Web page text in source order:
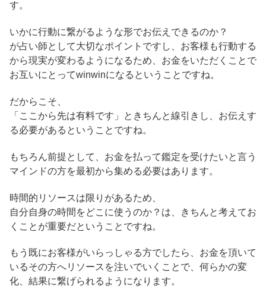
す。
いかに行動に繋がるような形でお伝えできるのか？
が占い師として大切なポイントですし、お客様も行動する
から現実が変わるようになるため、お金をいただくことで
お互いにとってwinwinになるということですね。
だからこそ、
「ここから先は有料です」ときちんと線引きし、お伝えす
る必要があるということですね。
もちろん前提として、お金を払って鑑定を受けたいと言う
マインドの方を最初から集める必要はあります。
時間的リソースは限りがあるため、
自分自身の時間をどこに使うのか？は、きちんと考えてお
くことが重要だということですね。
もう既にお客様がいらっしゃる方でしたら、お金を頂いて
いるその方へリソースを注いでいくことで、何らかの変
化、結果に繋げられるようになります。